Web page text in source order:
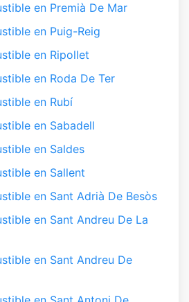
en Premià De Mar
en Puig-Reig
en Ripollet
en Roda De Ter
en Rubí
en Sabadell
en Saldes
en Sallent
en Sant Adrià De Besòs
en Sant Andreu De La
en Sant Andreu De